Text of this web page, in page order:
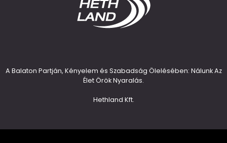
A Balaton Partján, Kényelem és Szabadság Ölelésében: Nálunk Az
Élet Örök Nyaralás.
Hethland Kft.